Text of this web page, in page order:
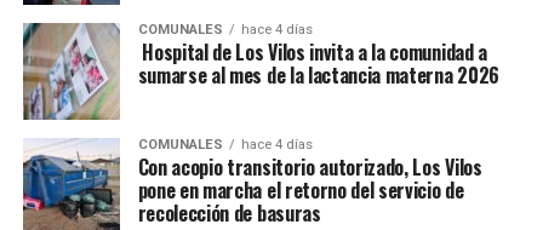
COMUNALES hace 4 días
Hospital de Los Vilos invita a la comunidad a
sumarse al mes de la lactancia materna 2026
COMUNALES hace 4 días
Con acopio transitorio autorizado, Los Vilos
pone en marcha el retorno del servicio de
recolección de basuras